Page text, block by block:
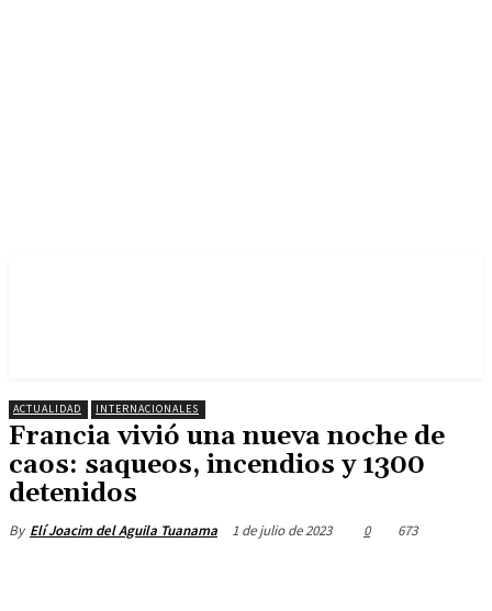
ACTUALIDAD INTERNACIONALES
Francia vivió una nueva noche de
caos: saqueos, incendios y 1300
detenidos
By Elí Joacim del Aguila Tuanama 1 de julio de 2023 0 673